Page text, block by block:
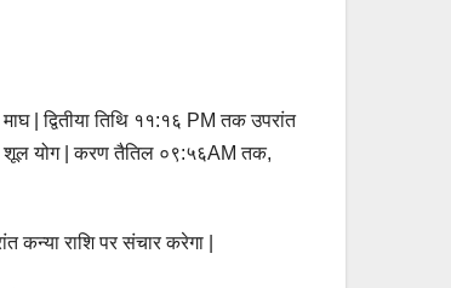
| द्वितीया तिथि ११:१६ PM तक उपरांत
शूल योग | करण तैतिल ०९:५६AM तक,
राशि पर संचार करेगा |